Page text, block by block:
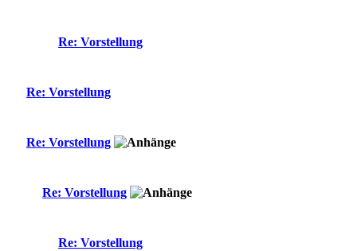
Re: Vorstellung
Re: Vorstellung
Re: Vorstellung
Re: Vorstellung
Re: Vorstellung